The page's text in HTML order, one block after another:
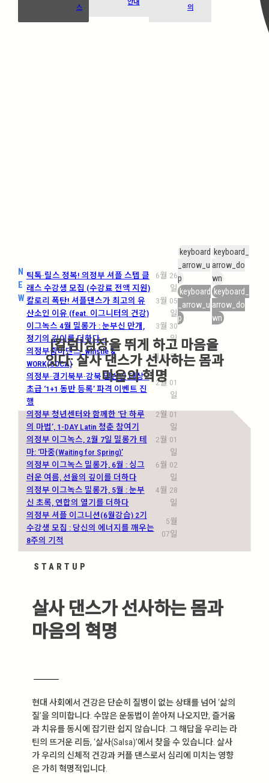
스
의
N
E
W
틱톡·릴스 정복! 의정부 셔플 스텝 클
래스 수강생 모집 (수강료 전액 지원)
6월 26
일
칼로리 폭탄! 셔플댄스가 최고의 유
산소인 이유 (feat. 이그니터의 건강)
3월 05
일
이그녹스 4월 밀롱가 : 눈부신 만개,
정기의 깊이를 더하다 –
3월 30
일
의정부줌바댄스_whistle &
WORK(SOCA)
2월 04일
의정부·경기북부·강북 일반인 대상…
초급 ‘1+1 동반 등록’ 파격 이벤트 진
행
2월 01
일
의정부 청년센터와 함께한 ‘단 하루
의 마법’, 1-DAY Latin 청춘 참여기
2월 01
일
의정부 이그녹스, 2월 7일 밀롱가 테
마: ‘마중(Waiting for Spring)’
2월 01
일
의정부 이그녹스 밀롱가, 6월 : 싱그
러운 여름, 선율의 깊이를 더하다
6월 02
일
의정부 이그녹스 밀롱가, 5월 : 눈부
신 초록, 연합의 열기를 더하다
4월 28
일
의정부 셔플 이그니션(6월강습) 2기
수강생 모집 : 당신의 에너지를 깨우는
8주의 기적
5월
07일
keyboard
_arrow_u
p
keyboard
_arrow_u
p
keyboard_
arrow_do
wn
keyboard_
arrow_do
wn
[칼럼]심장을 뛰게 하고 마음을
잇다: 살사 댄스가 선사하는 몸과
마음의 혁명
STARTUP
살사 댄스가 선사하는 몸과
마음의 혁명
현대 사회에서 건강은 단순히 질병이 없는 상태를 넘어 ‘삶의
질’을 의미합니다. 수많은 운동법이 쏟아져 나오지만, 즐거움
과 치유를 동시에 잡기란 쉽지 않습니다. 그 해답을 우리는 라
틴의 뜨거운 리듬, ‘살사(Salsa)’에서 찾을 수 있습니다. 살사
가 우리의 신체적 건강과 커플 댄스로서 심리에 미치는 영향
은 가히 혁명적입니다.